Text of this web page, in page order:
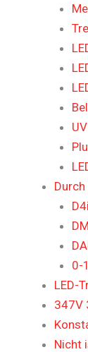
0-
LED-
347V
Nicht